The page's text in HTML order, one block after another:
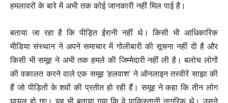
हमलावरों के बारे में अभी तक कोई जानकारी नहीं मिल पाई है।
बताया जा रहा है कि पीड़ित ईरानी नहीं थे। किसी भी आधिकारिक
मीडिया संस्थान ने अपने समाचार में गोलीबारी की सूचना नहीं दी है और
किसी भी समूह ने अभी तक हमले की जिम्मेदारी नहीं ली है। बलोच लोगों
की वकालत करने वाले एक समूह ‘हलवाश’ ने ऑनलाइन तस्वीरें साझा की
हैं जो पीड़ितों के शवों की प्रतीत हो रही हैं। समूह ने कहा कि तीन लोग